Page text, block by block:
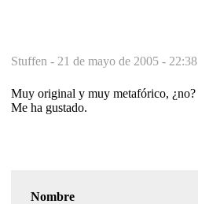
Stuffen - 21 de mayo de 2005 - 22:38
Muy original y muy metafórico, ¿no?
Me ha gustado.
Nombre